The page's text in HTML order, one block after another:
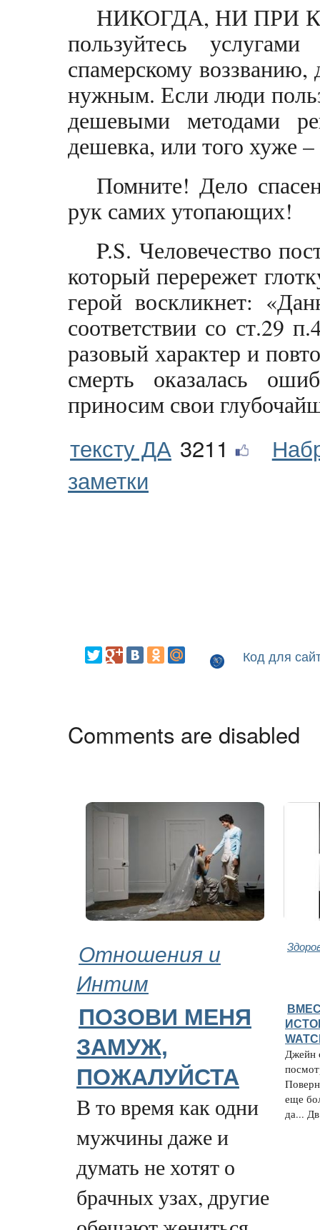
НИКОГДА, НИ ПРИ
пользуйтесь
спамерскому воззванию,
нужным. Если люди
дешевыми методами
дешевка, или того хуже
Помните! Дело
рук самих утопающих!
P.S. Человечество
который перережет
герой воскликнет:
соответствии со ст.29
разовый характер и
смерть оказалась
приносим свои
тексту ДА 3211
заметки
Код для
Comments are disabled
Отношения и
Интим
ПОЗОВИ МЕНЯ
ЗАМУЖ,
ПОЖАЛУЙСТА
В то время как одни
мужчины даже и
думать не хотят о
брачных узах, другие
Джейн
еще
да...